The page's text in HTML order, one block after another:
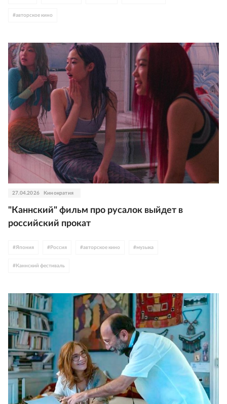
#авторское кино
27.04.2026 Кинократия
"Каннский" фильм про русалок выйдет в
российский прокат
#Япония # Россия #авторское кино #музыка
# Каннский фестиваль